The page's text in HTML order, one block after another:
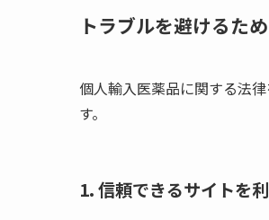
トラブルを避けるた
個人輸入医薬品に関する法
す。
1. 信頼できるサイトを